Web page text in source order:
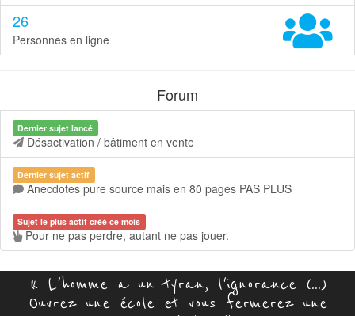
26
Personnes en ligne
Forum
Dernier sujet lancé
Désactivation / bâtiment en vente
Dernier sujet actif
Anecdotes pure source mais en 80 pages PAS PLUS
Sujet le plus actif créé ce mois
Pour ne pas perdre, autant ne pas jouer.
« L'homme a un tyran, l'ignorance (...)
Ouvrez une école et vous fermerez une